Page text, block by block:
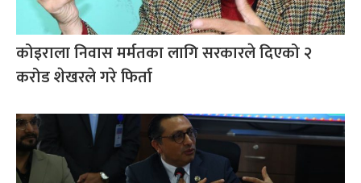
कोइराला निवास मर्मतका लागि सरकारले दिएको २
करोड शेखरले गरे फिर्ता